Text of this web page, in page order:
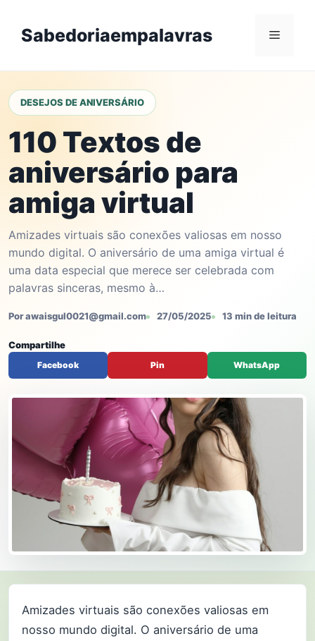
contentSabedoriaempalavras Menu
DESEJOS DE ANIVERSÁRIO
110 Textos de
aniversário para
amiga virtual
Amizades virtuais são conexões valiosas em nosso
mundo digital. O aniversário de uma amiga virtual é
uma data especial que merece ser celebrada com
palavras sinceras, mesmo à…
Por awaisgul0021@gmail.com 27/05/2025 13 min de leitura
Compartilhe
Facebook Pin WhatsApp
Amizades virtuais são conexões valiosas em
nosso mundo digital. O aniversário de uma